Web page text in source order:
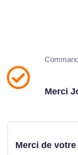
Merci
Merci de